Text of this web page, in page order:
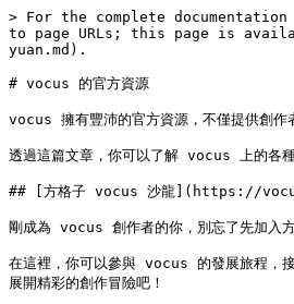
> For the complete
to page URLs; this page is
yuan.md).
# vocus 的官方資源
vocus 擁有豐沛的官方資源，不僅提供創作
透過這篇文章，你可以了解 vocus 上的各種
## [方格子 vocus 沙龍](https://
剛成為 vocus 創作者的你，別忘了先加入
在這裡，你可以參與 vocus 的發展旅程，
展開精彩的創作冒險吧！